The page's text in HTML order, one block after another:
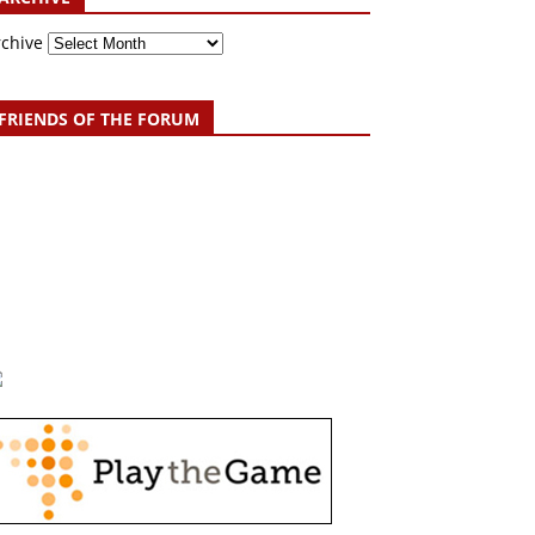
OF THE FORUM